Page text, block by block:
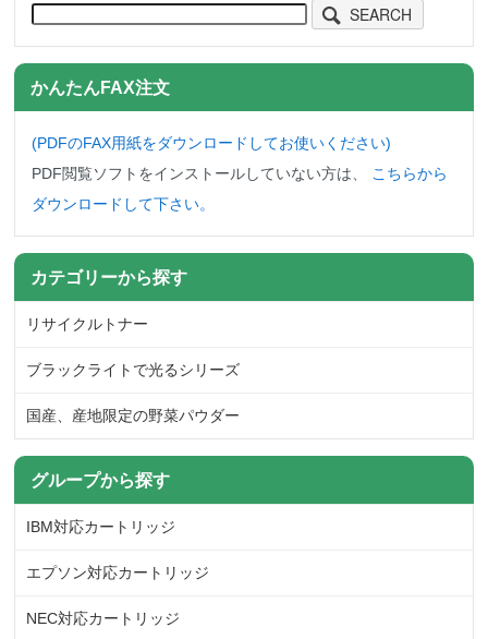
SEARCH
かんたんFAX注文
(PDFのFAX用紙をダウンロード してお使いください)
PDF閲覧ソフトをインストールしていない方は、
こちらから
ダウンロードして下さい。
カテゴリーから探す
リサイクルトナー
ブラックライトで光るシリーズ
国産、産地限定の野菜パウダー
グループから探す
IBM対応カートリッジ
エプソン対応カートリッジ
NEC対応カートリッジ